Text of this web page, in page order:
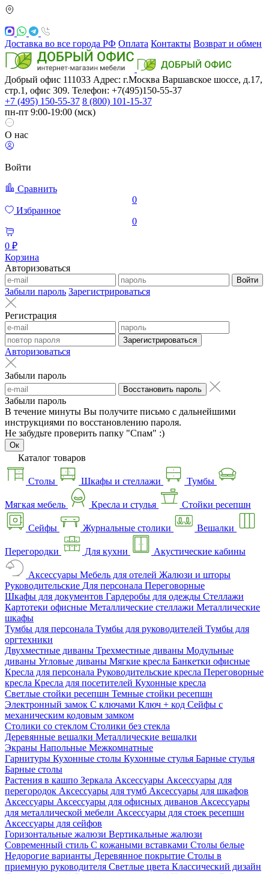
Доставка во все города РФ Оплата Контакты Возврат и обмен
Добрый офис 111033 Адрес: г.Москва Варшавское шоссе, д.17,
стр.1, офис 309. Телефон: +7(495)150-55-37
+7 (495) 150-55-37 8 (800) 101-15-37
пн-пт 9:00-19:00 (мск)
О нас
Войти
Сравнить
0
Избранное
0
0 ₽
Корзина
Авторизоваться
Войти
Забыли пароль Зарегистрироваться
Регистрация
Зарегистрироваться
Авторизоваться
Забыли пароль
Восстановить пароль
Забыли пароль
В течение минуты Вы получите письмо с дальнейшими
инструкциями по восстановлению пароля.
Не забудьте проверить папку "Спам" :)
Ок
Каталог товаров
Столы Шкафы и стеллажи Тумбы
Мягкая мебель Кресла и стулья Стойки ресепшн
Сейфы Журнальные столики Вешалки
Перегородки Для кухни Акустические кабины
Аксессуары Мебель для отелей Жалюзи и шторы
Руководительские Для персонала Переговорные
Шкафы для документов Гардеробы для одежды Стеллажи
Картотеки офисные Металлические стеллажи Металлические
шкафы
Тумбы для персонала Тумбы для руководителей Тумбы для
оргтехники
Двухместные диваны Трехместные диваны Модульные
диваны Угловые диваны Мягкие кресла Банкетки офисные
Кресла для персонала Руководительские кресла Переговорные
кресла Кресла для посетителей Кухонные кресла
Светлые стойки ресепшн Темные стойки ресепшн
Электронный замок С ключами Ключ + код Сейфы с
механическим кодовым замком
Столики со стеклом Столики без стекла
Деревянные вешалки Металлические вешалки
Экраны Напольные Межкомнатные
Гарнитуры Кухонные столы Кухонные стулья Барные стулья
Барные столы
Растения в кашпо Зеркала Аксессуары Аксессуары для
перегородок Аксессуары для тумб Аксессуары для шкафов
Аксессуары Аксессуары для офисных диванов Аксессуары
для металлической мебели Аксессуары для стоек ресепшн
Аксессуары для сейфов
Горизонтальные жалюзи Вертикальные жалюзи
Современный стиль С кожаными вставками Столы белые
Недорогие варианты Деревянное покрытие Столы в
приемную руководителя Светлые цвета Классический дизайн